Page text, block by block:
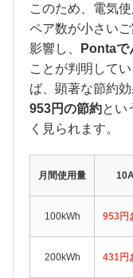
このため、電気
ペア数が小さい
影響し、
Pontaで
ことが判明してい
ば、顕著な節約
953円の節約とい
く見られます。
月間使用量 10A
100kWh 953円
200kWh 431円